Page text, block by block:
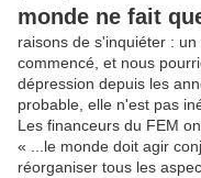
monde ne fait
raisons de s'inquiéter :
commencé, et nous
dépression depuis les
probable, elle n'est pas
Les financeurs du FEM
« ...le monde doit agir
réorganiser tous les